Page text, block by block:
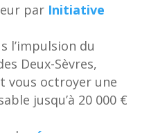
par Initiative
l’impulsion du
Deux-Sèvres,
vous octroyer une
jusqu’à 20 000 €